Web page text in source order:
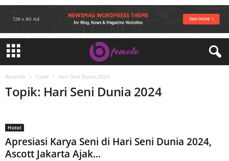
Beranda Topik Hari Seni Dunia 2024
Topik: Hari Seni Dunia 2024
Hotel
Apresiasi Karya Seni di Hari Seni Dunia 2024,
Ascott Jakarta Ajak...